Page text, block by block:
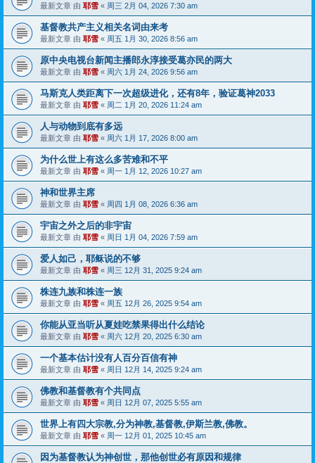
最新文章 由 耶雪 « 周三 2月 04, 2026 7:30 am
基督教共产主义相关名词由来考
最新文章 由 耶雪 « 周五 1月 30, 2026 8:56 am
原中央电视台新闻主播郎永淳接受葛亦民的两大
最新文章 由 耶雪 « 周六 1月 24, 2026 9:56 am
马斯克人类距离下一次超级进化，还有8年，验证葛神2033
最新文章 由 耶雪 « 周二 1月 20, 2026 11:24 am
人与动物到底有多远
最新文章 由 耶雪 « 周六 1月 17, 2026 8:00 am
为什么世上有这么多苦难和不平
最新文章 由 耶雪 « 周一 1月 12, 2026 10:27 am
神和世界主席
最新文章 由 耶雪 « 周四 1月 08, 2026 6:36 am
宇宙之外之后的非宇宙
最新文章 由 耶雪 « 周日 1月 04, 2026 7:59 am
爱人如己，耶稣说的不够
最新文章 由 耶雪 « 周三 12月 31, 2025 9:24 am
株连九族和株连一族
最新文章 由 耶雪 « 周五 12月 26, 2025 9:54 am
你能从亚当听从夏娃吃禁果得出什么结论
最新文章 由 耶雪 « 周六 12月 20, 2025 6:30 am
一个基本估计没有人百分百信有神
最新文章 由 耶雪 « 周日 12月 14, 2025 9:24 am
佛教和基督教有个共同点
最新文章 由 耶雪 « 周日 12月 07, 2025 5:55 am
世界上有四大宗教,分为神教,基督教,伊斯兰教,佛教。
最新文章 由 耶雪 « 周一 12月 01, 2025 10:45 am
因为基督教认为神创世，那他创世必有原因和规律